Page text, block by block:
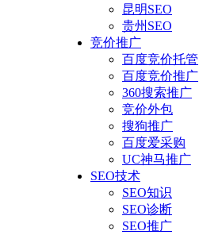
昆明SEO
贵州SEO
竞价推广
百度竞价托管
百度竞价推广
360搜索推广
竞价外包
搜狗推广
百度爱采购
UC神马推广
SEO技术
SEO知识
SEO诊断
SEO推广